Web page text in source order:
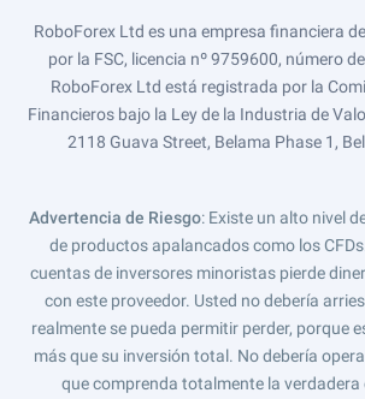
RoboForex Ltd es una empresa financiera
por la FSC, licencia nº 9759600, número
RoboForex Ltd está registrada por la
Financieros bajo la Ley de la Industria de
2118 Guava Street, Belama Phase 1,
Advertencia de Riesgo: Existe un alto nivel
de productos apalancados como los
cuentas de inversores minoristas pierde
con este proveedor. Usted no debería
realmente se pueda permitir perder, porque
más que su inversión total. No debería
que comprenda totalmente la verdadera